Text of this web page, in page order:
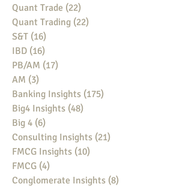
Quant Trade (22)
Quant Trading (22)
S&T (16)
IBD (16)
PB/AM (17)
AM (3)
Banking Insights (175)
Big4 Insights (48)
Big 4 (6)
Consulting Insights (21)
FMCG Insights (10)
FMCG (4)
Conglomerate Insights (8)